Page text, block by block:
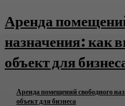
Аренда
назначения: как
объект для
Аренда помещений свободного
объект для бизнеса